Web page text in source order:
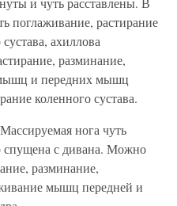
поглаживание, растирание
ахиллова
разминание,
и передних мышц
коленного сустава.
нога чуть
спущена с дивана. Можно
разминание,
мышц передней и